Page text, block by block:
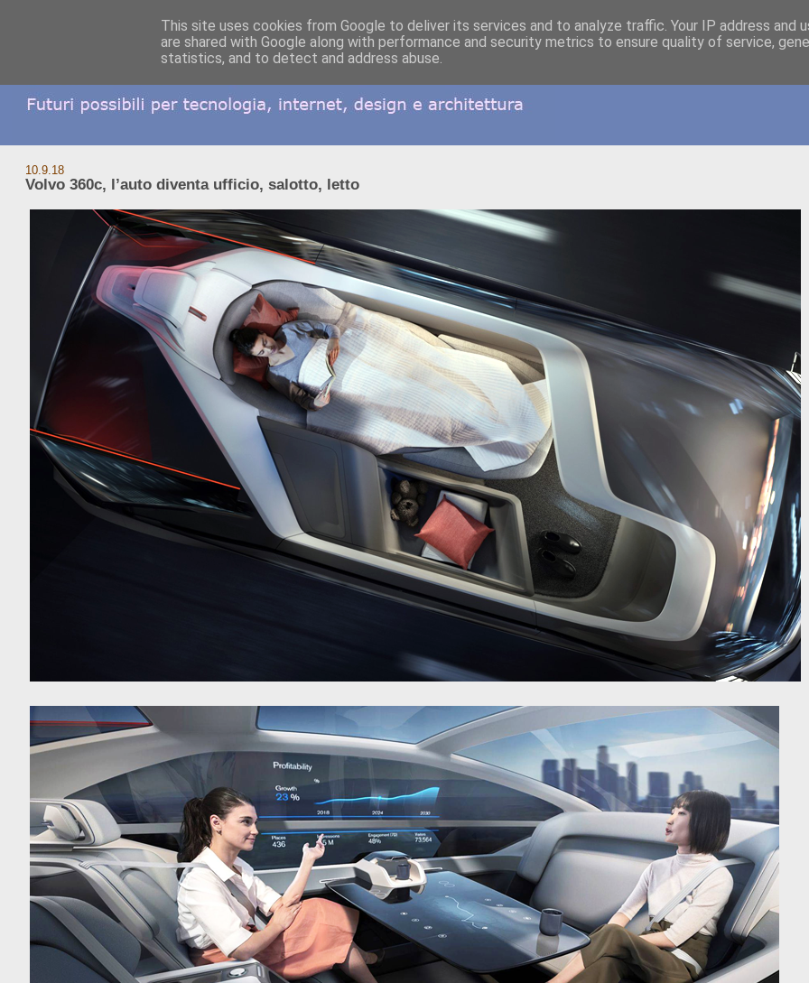
10.9.18
Volvo 360c, l’auto diventa ufficio, salotto, letto
This site uses cookies from Google to deliver its services and to analyze traffic. Your IP address and
are shared with Google along with performance and security metrics to ensure quality of service,
statistics, and to detect and address abuse.